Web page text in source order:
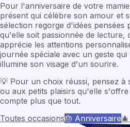
Pour l'anniversaire de votre
présent qui célèbre son amour et
sélection regorge d'idées pensées
qu'elle soit passionnée de lecture,
apprécie les attentions
journée spéciale avec un geste
illumine son visage d'un sourire.
💡 Pour un choix réussi, pensez à
ou aux petits plaisirs qu'elle
compte plus que tout.
Toutes occasions🎂 Anniversaire🎄